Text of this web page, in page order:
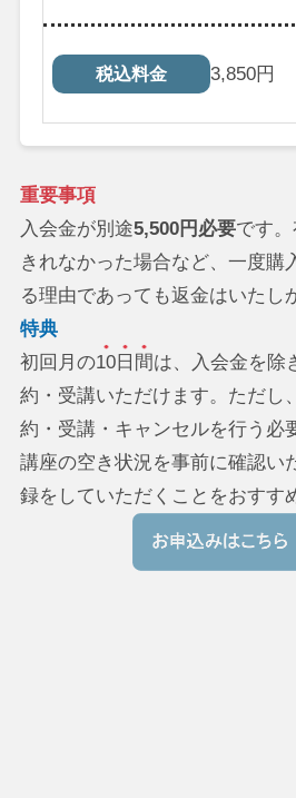
税込料金 3,850円
重要事項
入会金が別途5,500円必要です
きれなかった場合など、一度購
る理由であっても返金はいたし
特典
初回月の10日間は、入会金を除
約・受講いただけます。ただし
約・受講・キャンセルを行う必
講座の空き状況を事前に確認い
録をしていただくことをおすす